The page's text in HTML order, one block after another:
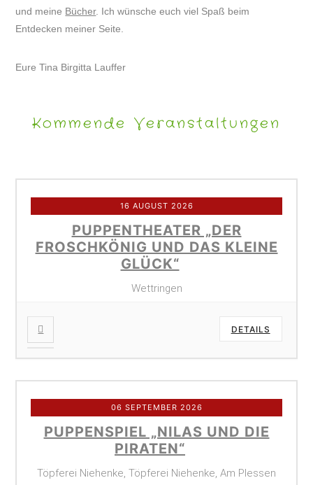
und meine Bücher. Ich wünsche euch viel Spaß beim
Entdecken meiner Seite.
Eure Tina Birgitta Lauffer
Kommende Veranstaltungen
16 AUGUST 2026
PUPPENTHEATER „DER
FROSCHKÖNIG UND DAS KLEINE
GLÜCK“
Wettringen
DETAILS
06 SEPTEMBER 2026
PUPPENSPIEL „NILAS UND DIE
PIRATEN“
Töpferei Niehenke, Töpferei Niehenke, Am Plessen